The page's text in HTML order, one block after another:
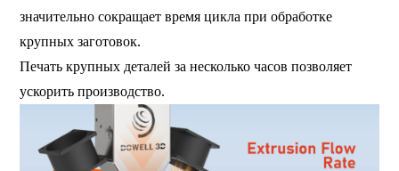
значительно сокращает время цикла при обработке
крупных заготовок.
Печать крупных деталей за несколько часов позволяет
ускорить производство.